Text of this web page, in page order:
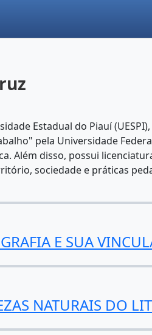
Estadual do Piauí
pela Universidade
Além disso, possui
sociedade e práticas
E SUA
NATURAIS DO